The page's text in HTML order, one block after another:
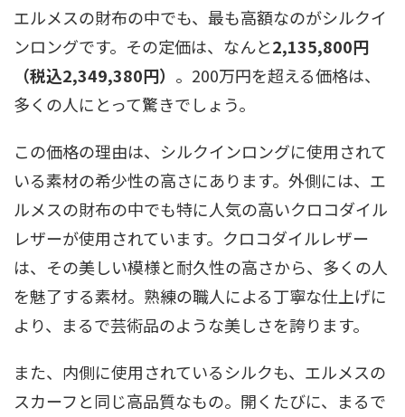
エルメスの財布の中でも、最も高額なのがシルクイ
ンロングです。その定価は、なんと2,135,800円
（税込2,349,380円） 。200万円を超える価格は、
多くの人にとって驚きでしょう。
この価格の理由は、シルクインロングに使用されて
いる素材の希少性の高さにあります。外側には、エ
ルメスの財布の中でも特に人気の高いクロコダイル
レザーが使用されています。クロコダイルレザー
は、その美しい模様と耐久性の高さから、多くの人
を魅了する素材。熟練の職人による丁寧な仕上げに
より、まるで芸術品のような美しさを誇ります。
また、内側に使用されているシルクも、エルメスの
スカーフと同じ高品質なもの。開くたびに、まるで